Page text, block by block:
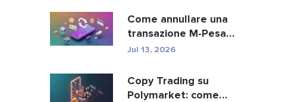
Come annullare una
transazione M-Pesa
inviata per errore
Jul 13, 2026
Copy Trading su
Polymarket: come